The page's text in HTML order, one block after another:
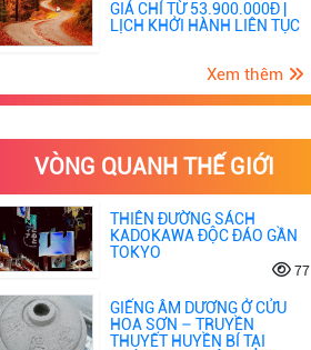
GIÁ CHỈ TỪ 53.900.000Đ |
LỊCH KHỞI HÀNH LIÊN TỤC
Xem thêm
VÒNG QUANH THẾ GIỚI
THIÊN ĐƯỜNG SÁCH
KADOKAWA ĐỘC ĐÁO GẦN
TOKYO
77
GIẾNG ÂM DƯƠNG Ở CỬU
HOA SƠN – TRUYỀN
THUYẾT HUYỀN BÍ TẠI